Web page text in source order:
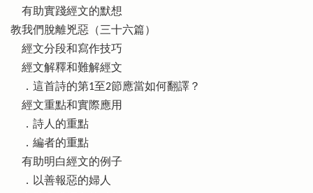
有助實踐經文的默想
教我們脫離兇惡（三十六篇）
經文分段和寫作技巧
經文解釋和難解經文
．這首詩的第1至2節應當如何翻譯？
經文重點和實際應用
．詩人的重點
．編者的重點
有助明白經文的例子
．以善報惡的婦人